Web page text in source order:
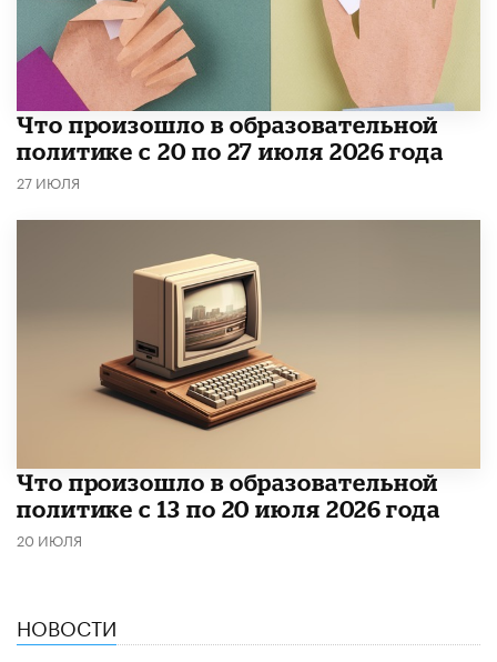
​Что произошло в образовательной
политике с 20 по 27 июля 2026 года
27 ИЮЛЯ
Что произошло в образовательной
политике с 13 по 20 июля 2026 года
20 ИЮЛЯ
НОВОСТИ